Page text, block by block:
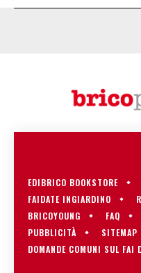
EDIBRICO BOOKSTORE
FAIDATE INGIARDINO
BRICOYOUNG
FAQ
PUBBLICITÀ
SITEMAP
DOMANDE COMUNI SUL FAI